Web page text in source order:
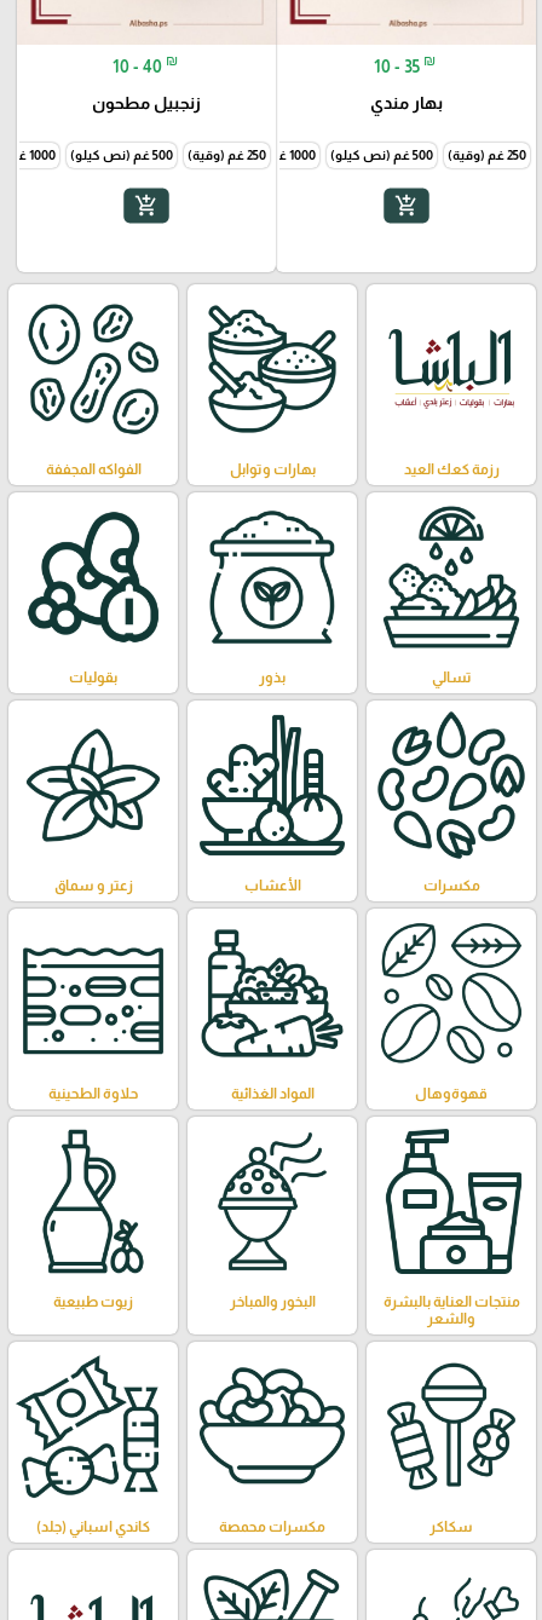
10 - 35 ₪
بهار مندي
250 غم (وقية) 500 غم (نص كيلو) 1000 غم (1 كيلو)
add_shopping_cart
10 - 40 ₪
زنجبيل مطحون
250 غم (وقية) 500 غم (نص كيلو) 1000 غم (1 كيلو)
add_shopping_cart
رزمة كعك العيد بهارات وتوابل الفواكه المجففة
تسالي بذور بقوليات
مكسرات الأعشاب زعتر و سماق
قهوةوهال المواد الغذائية حلاوة الطحينية
منتجات العناية بالبشرة
والشعر
البخور والمباخر زيوت طبيعية
سكاكر مكسرات محمصة كاندي اسباني (جلد)